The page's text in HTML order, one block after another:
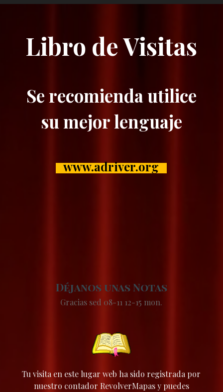
Vaya al Contenido
Libro de Visitas
Se recomienda utilice
su mejor lenguaje
www.adriver.org
Déjanos unas Notas
Gracias sed 08-11 12-15 mon.
Tu visita en este lugar web ha sido registrada por
nuestro contador RevolverMapas y puedes